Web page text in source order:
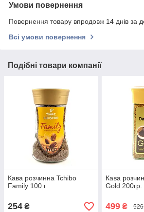
Умови повернення
Повернення товару впродовж 14 днів за
Всі умови повернення
Подібні товари компанії
Кава розчинна Tchibo
Family 100 г
254 ₴
Кава
Gold
499₴